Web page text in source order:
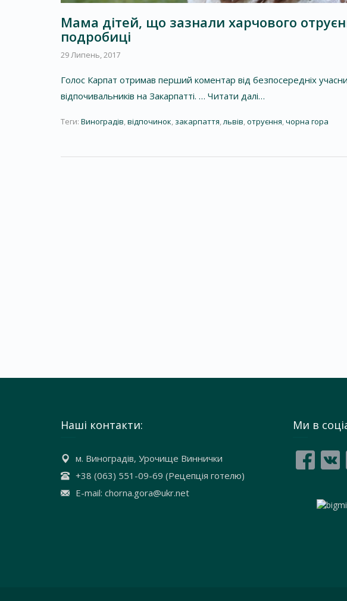
Мама дітей, що зазнали харчового
подробиці
29 Липень, 2017
Голос Карпат отримав перший коментар від безпосередніх
відпочивальників на Закарпатті. … Читати далі…
Теги: Виноградів,відпочинок, закарпаття,львів,отруєння,чорна гора
Наші контакти:
м. Виноградів, Урочище Виннички
+38 (063) 551-09-69 (Рецепція готелю)
E-mail: chorna.gora@ukr.net
Ми в